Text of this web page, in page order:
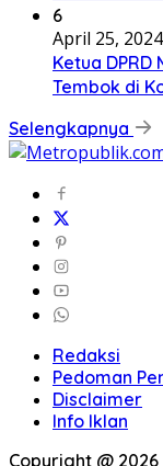
PRSU ke-50
Rp50 Miliar
Wabup Asahan
Pekikan Merdeka